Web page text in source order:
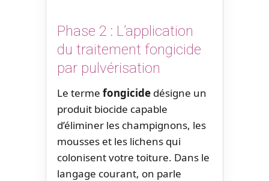
Phase 2 : L’application
du traitement fongicide
par pulvérisation
Le terme fongicide désigne un
produit biocide capable
d’éliminer les champignons, les
mousses et les lichens qui
colonisent votre toiture. Dans le
langage courant, on parle